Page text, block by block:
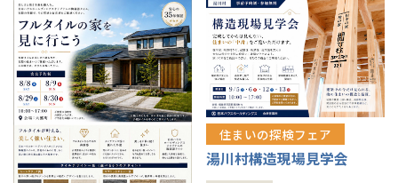
住まいの探検フェア
湯川村構造現場見学会